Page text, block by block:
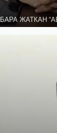
ЖАТКАН